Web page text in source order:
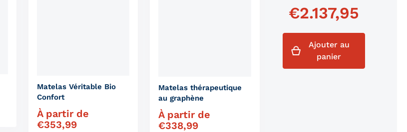
Matelas Véritable Bio
Confort
Prix régulier
À partir de
€353,99
Matelas thérapeutique
au graphène
Prix régulier
À partir de
€338,99
€2.137,95
Ajouter au
panier